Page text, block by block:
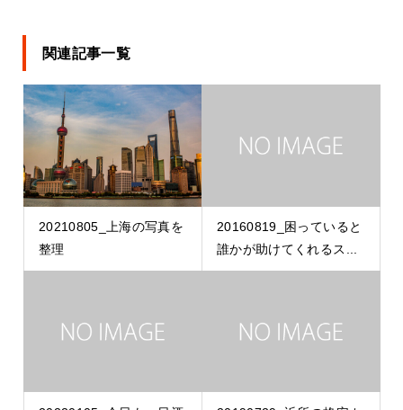
関連記事一覧
20210805_上海の写真を
整理
20160819_困っていると
誰かが助けてくれるス...